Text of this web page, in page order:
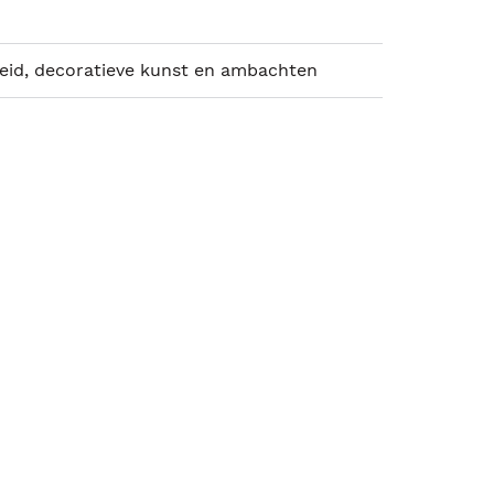
decoratieve kunst en ambachten